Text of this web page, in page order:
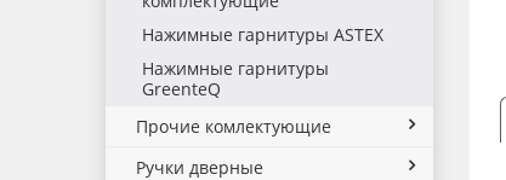
Нажимные гарнитуры ASTEX
Нажимные гарнитуры
GreenteQ
Прочие комлектующие
Ручки дверные